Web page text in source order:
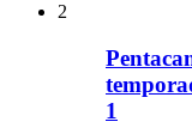
2
1